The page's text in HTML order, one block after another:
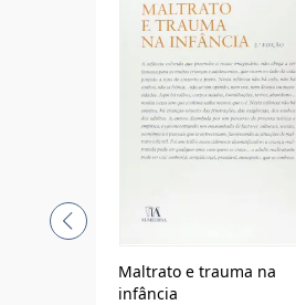
Maltrato e trauma na
infância